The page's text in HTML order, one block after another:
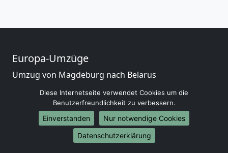
Europa-Umzüge
Umzug von Magdeburg nach Belarus
Umzug von Magdeburg nach Bulgarien
Umzug von Magdeburg nach Dänemark
Umzug von Magdeburg nach England
Umzug von Magdeburg nach Portugal
Diese Internetseite verwendet Cookies um die
Benutzerfreundlichkeit zu verbessern.
Einverstanden
Nur notwendige Cookies
Datenschutzerklärung